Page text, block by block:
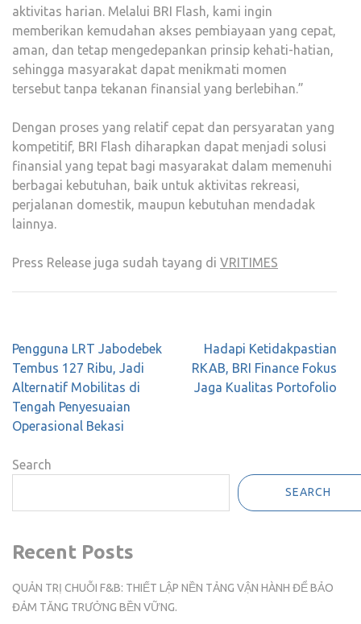
aktivitas harian. Melalui BRI Flash, kami ingin
memberikan kemudahan akses pembiayaan yang cepat,
aman, dan tetap mengedepankan prinsip kehati-hatian,
sehingga masyarakat dapat menikmati momen
tersebut tanpa tekanan finansial yang berlebihan.”
Dengan proses yang relatif cepat dan persyaratan yang
kompetitif, BRI Flash diharapkan dapat menjadi solusi
finansial yang tepat bagi masyarakat dalam memenuhi
berbagai kebutuhan, baik untuk aktivitas rekreasi,
perjalanan domestik, maupun kebutuhan mendadak
lainnya.
Press Release juga sudah tayang di VRITIMES
Post
navigation
Pengguna LRT Jabodebek
Tembus 127 Ribu, Jadi
Alternatif Mobilitas di
Tengah Penyesuaian
Operasional Bekasi
Hadapi Ketidakpastian
RKAB, BRI Finance Fokus
Jaga Kualitas Portofolio
Search
SEARCH
Recent Posts
QUẢN TRỊ CHUỖI F&B: THIẾT LẬP NỀN TẢNG VẬN HÀNH ĐỂ BẢO
ĐẢM TĂNG TRƯỞNG BỀN VỮNG.